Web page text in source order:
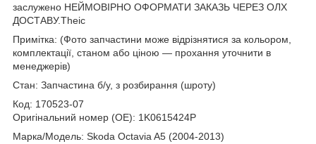
заслужено НЕЙМОВІРНО ОФОРМАТИ ЗАКАЗЬ ЧЕРЕЗ ОЛХ
ДОСТАВУ.Theic
Примітка: (Фото запчастини може відрізнятися за кольором,
комплектації, станом або ціною — прохання уточнити в
менеджерів)
Стан: Запчастина б/у, з розбирання (шроту)
Код: 170523-07
Оригінальний номер (ОЕ): 1K0615424P
Марка/Модель: Skoda Octavia A5 (2004-2013)